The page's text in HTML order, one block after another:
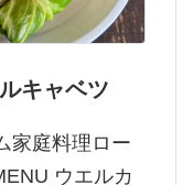
キャベツ
庭料理ロー
ウエルカ